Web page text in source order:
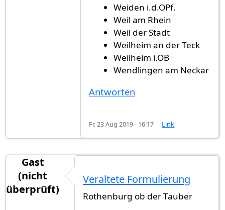
Weiden i.d.OPf.
Weil am Rhein
Weil der Stadt
Weilheim an der Teck
Weilheim i.OB
Wendlingen am Neckar
Antworten
Fr. 23 Aug 2019 - 16:17 Link
Gast
(nicht
überprüft)
Veraltete Formulierung
Rothenburg ob der Tauber